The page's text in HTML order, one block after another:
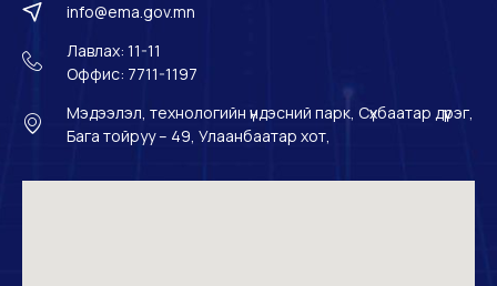
info@ema.gov.mn
Лавлах: 11-11
Оффис: 7711-1197
Мэдээлэл, технологийн үндэсний парк, Сүхбаатар дүүрэг,
Бага тойруу – 49, Улаанбаатар хот,